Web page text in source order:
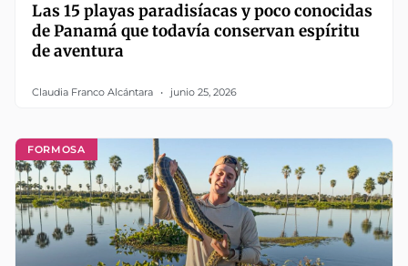
Las 15 playas paradisíacas y poco conocidas
de Panamá que todavía conservan espíritu
de aventura
Claudia Franco Alcántara junio 25, 2026
FORMOSA